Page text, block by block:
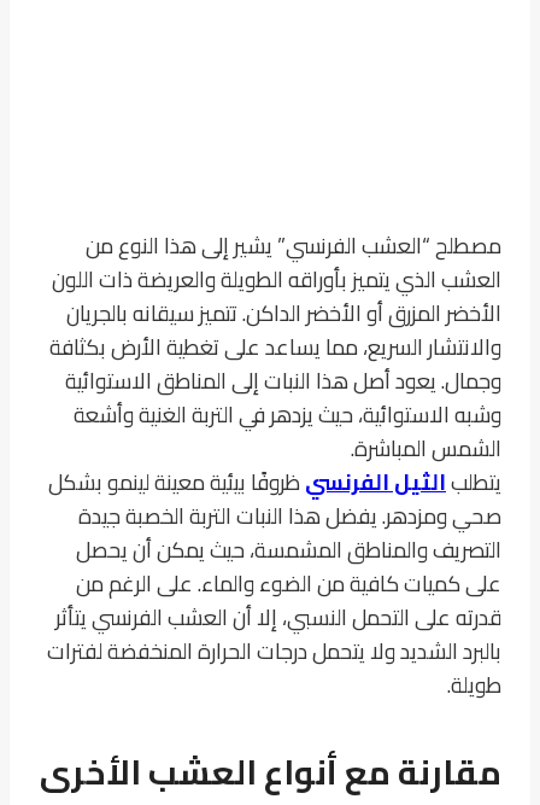
مصطلح “العشب الفرنسي” يشير إلى هذا النوع من
العشب الذي يتميز بأوراقه الطويلة والعريضة ذات اللون
الأخضر المزرق أو الأخضر الداكن. تتميز سيقانه بالجريان
والانتشار السريع، مما يساعد على تغطية الأرض بكثافة
وجمال. يعود أصل هذا النبات إلى المناطق الاستوائية
وشبه الاستوائية، حيث يزدهر في التربة الغنية وأشعة
الشمس المباشرة.
يتطلبالثيل الفرنسيظروفًا بيئية معينة لينمو بشكل
صحي ومزدهر. يفضل هذا النبات التربة الخصبة جيدة
التصريف والمناطق المشمسة، حيث يمكن أن يحصل
على كميات كافية من الضوء والماء. على الرغم من
قدرته على التحمل النسبي، إلا أن العشب الفرنسي يتأثر
بالبرد الشديد ولا يتحمل درجات الحرارة المنخفضة لفترات
طويلة.
مقارنة مع أنواع العشب الأخرى